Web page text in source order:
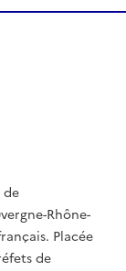
Rhône-
Placée
de